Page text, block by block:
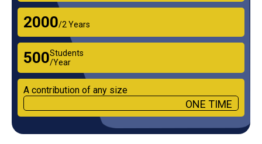
₹2000/2 Years
₹500Students
/Year
A contribution of any size
ONE TIME